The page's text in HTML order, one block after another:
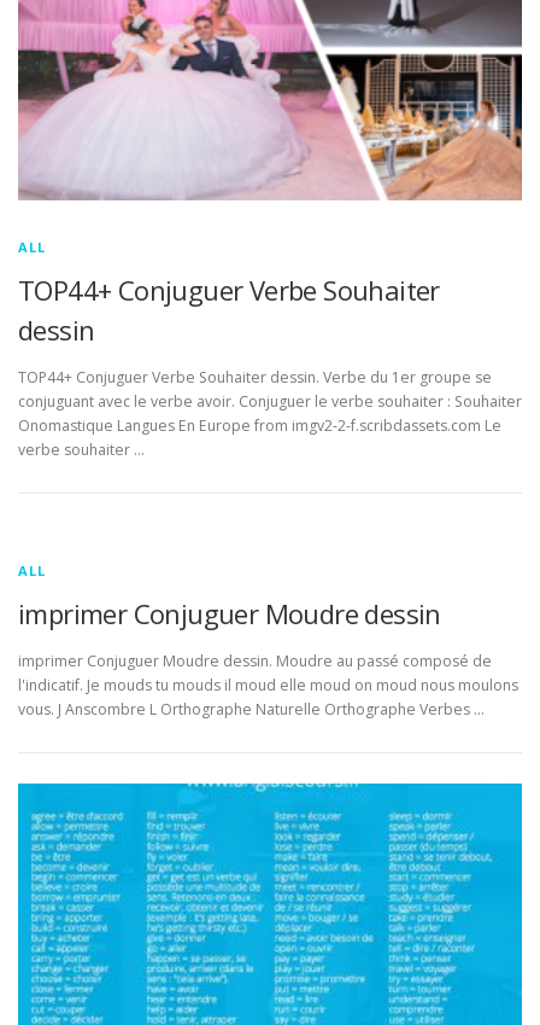
ALL
TOP44+ Conjuguer Verbe Souhaiter
dessin
TOP44+ Conjuguer Verbe Souhaiter dessin. Verbe du 1er groupe se
conjuguant avec le verbe avoir. Conjuguer le verbe souhaiter : Souhaiter
Onomastique Langues En Europe from imgv2-2-f.scribdassets.com Le
verbe souhaiter …
ALL
imprimer Conjuguer Moudre dessin
imprimer Conjuguer Moudre dessin. Moudre au passé composé de
l'indicatif. Je mouds tu mouds il moud elle moud on moud nous moulons
vous. J Anscombre L Orthographe Naturelle Orthographe Verbes …